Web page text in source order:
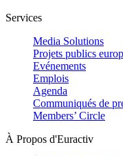
Services
Media Solutions
Projets publics
Evénements
Emplois
Agenda
Communiqués de
Members’ Circle
À Propos d'Euractiv